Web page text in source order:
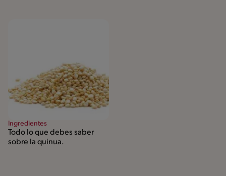
Ingredientes
Todo lo que debes saber
sobre la quinua.